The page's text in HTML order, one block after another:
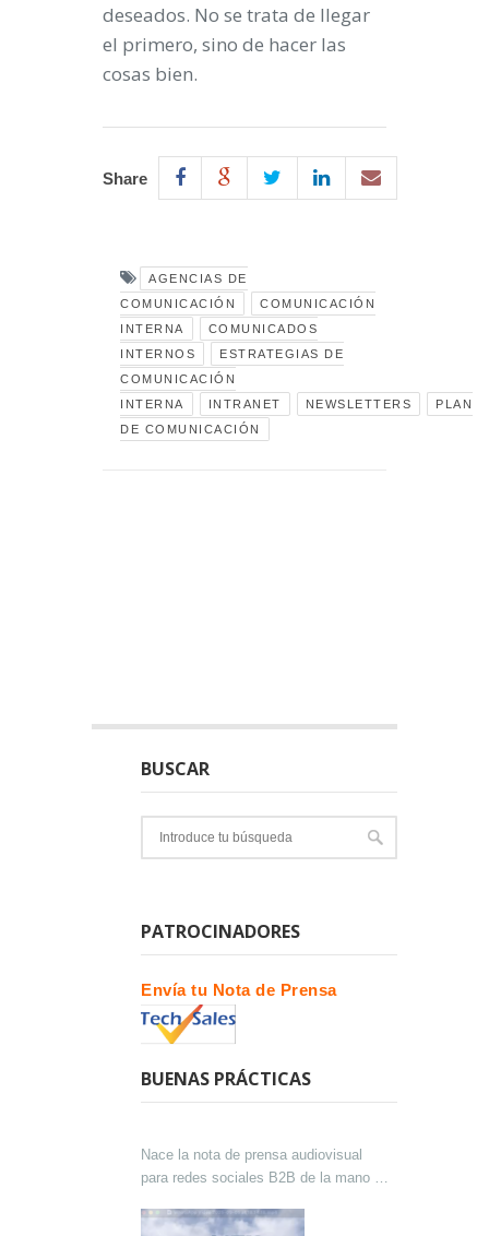
deseados. No se trata de llegar
el primero, sino de hacer las
cosas bien.
Share
AGENCIAS DE
COMUNICACIÓN
COMUNICACIÓN
INTERNA
COMUNICADOS
INTERNOS
ESTRATEGIAS DE
COMUNICACIÓN
INTERNA
INTRANET NEWSLETTERS
PLAN
DE COMUNICACIÓN
BUSCAR
PATROCINADORES
Envía tu Nota de Prensa
BUENAS PRÁCTICAS
Nace la nota de prensa audiovisual
para redes sociales B2B de la mano de